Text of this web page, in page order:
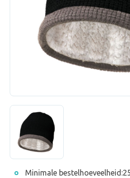
Minimale bestelhoeveelheid: